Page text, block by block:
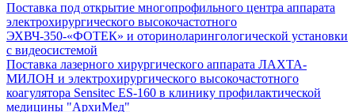
Поставка под открытие многопрофильного центра аппарата
электрохирургического высокочастотного
ЭХВЧ-350-«ФОТЕК» и оториноларингологической установки
с видеосистемой
Поставка лазерного хирургического аппарата ЛАХТА-
МИЛОН и электрохирургического высокочастотного
коагулятора Sensitec ES-160 в клинику профилактической
медицины "АрхиМед"